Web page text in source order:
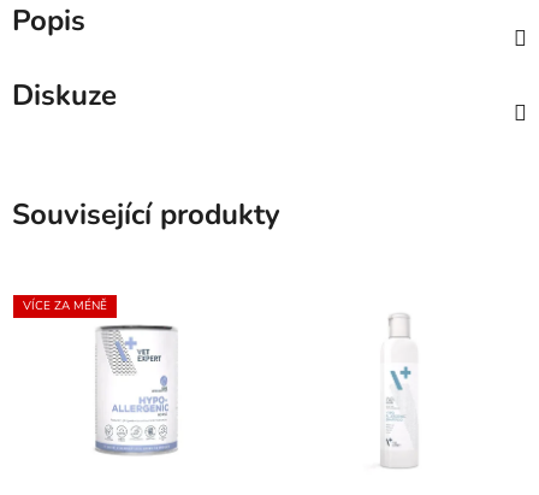
Popis
Diskuze
Související produkty
VÍCE ZA MÉNĚ